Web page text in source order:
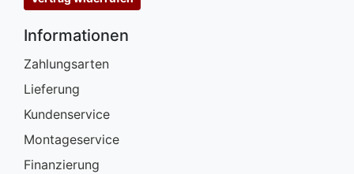
Informationen
Zahlungsarten
Lieferung
Kundenservice
Montageservice
Finanzierung
&
Herrendiener
Spiegel
&
Standspiegel
Schlafzimmerregale